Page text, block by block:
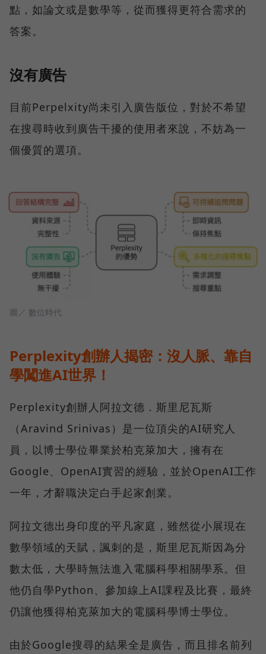
點，如論文或是數學等，從而獲得更符合需求的
答案。
沒有廣告
目前Perpelxity尚未引入廣告版位，對於不希望
在搜尋時收到廣告干擾的使用者來說，不妨為一
個優質的選項。
圖／ 數位時代
Perplexity創辦人揭密：沒人脈、靠自
學闖進AI世界！
Perplexity創辦人阿拉文德．斯里尼瓦斯
（Aravind Srinivas）是一位頂尖的AI研究人
員，以博士學位畢業於柏克萊加大，擁有在
Google、OpenAI實習的經驗，並於OpenAI工作
一年，才辭職決定白手起家創業。
阿拉文德出身印度的平凡家庭，雖然從小展現在
數學領域的天賦，諷刺的是，斯里尼瓦斯因為分
數太低，大學時無法進入電腦科學相關學系。但
他仍自學Python、參加線上AI課程及比賽，最終
仍讓他獲得柏克萊加大的電腦科學博士學位。
由於Google搜尋的結果全是廣告，而且排名前列